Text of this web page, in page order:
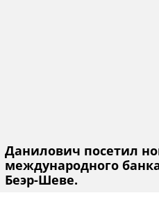
Данилович посетил
международного
Беэр-Шеве.